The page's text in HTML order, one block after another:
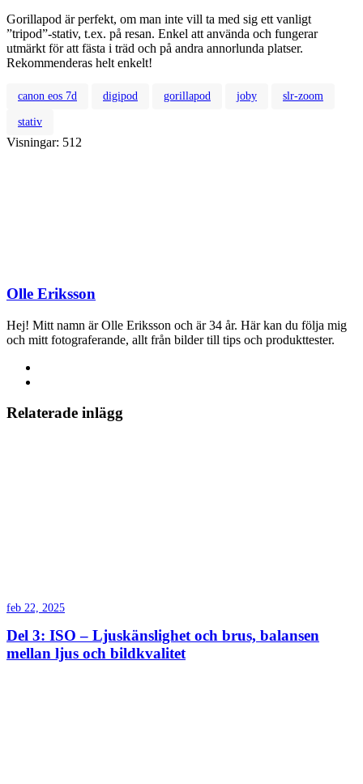
Gorillapod är perfekt, om man inte vill ta med sig ett vanligt
”tripod”-stativ, t.ex. på resan. Enkel att använda och fungerar
utmärkt för att fästa i träd och på andra annorlunda platser.
Rekommenderas helt enkelt!
canon eos 7d digipod gorillapod joby slr-zoom
stativ
Visningar: 512
Olle Eriksson
Hej! Mitt namn är Olle Eriksson och är 34 år. Här kan du följa mig
och mitt fotograferande, allt från bilder till tips och produkttester.
Relaterade inlägg
feb 22, 2025
Del 3: ISO – Ljuskänslighet och brus, balansen
mellan ljus och bildkvalitet